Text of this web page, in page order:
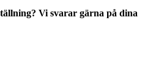
Vi svarar gärna på dina